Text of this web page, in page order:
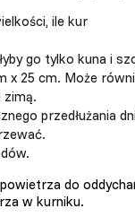
ile kur
go tylko kuna i
x 25 cm. Może
przedłużania
do
w kurniku.